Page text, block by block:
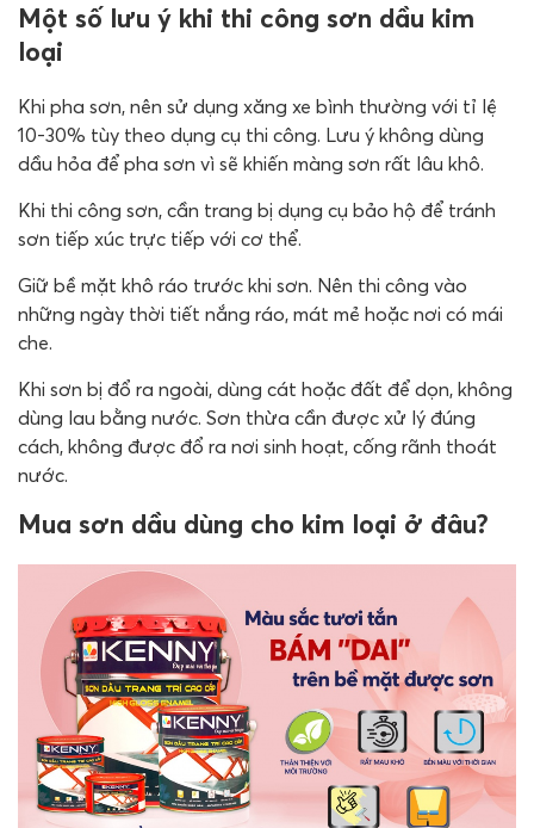
Một số lưu ý khi thi công sơn dầu kim
loại
Khi pha sơn, nên sử dụng xăng xe bình thường với tỉ lệ
10-30% tùy theo dụng cụ thi công. Lưu ý không dùng
dầu hỏa để pha sơn vì sẽ khiến màng sơn rất lâu khô.
Khi thi công sơn, cần trang bị dụng cụ bảo hộ để tránh
sơn tiếp xúc trực tiếp với cơ thể.
Giữ bề mặt khô ráo trước khi sơn. Nên thi công vào
những ngày thời tiết nắng ráo, mát mẻ hoặc nơi có mái
che.
Khi sơn bị đổ ra ngoài, dùng cát hoặc đất để dọn, không
dùng lau bằng nước. Sơn thừa cần được xử lý đúng
cách, không được đổ ra nơi sinh hoạt, cống rãnh thoát
nước.
Mua sơn dầu dùng cho kim loại ở đâu?